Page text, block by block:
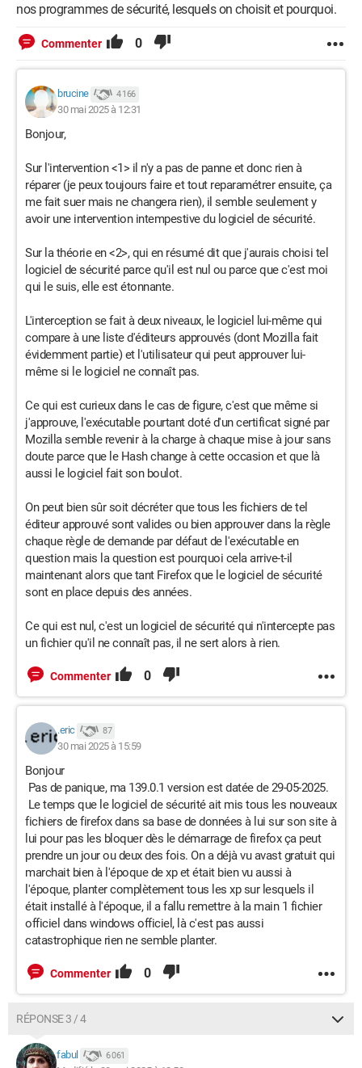
nos programmes de sécurité, lesquels on choisit et pourquoi.
Commenter 0
brucine 4 166
30 mai 2025 à 12:31
Bonjour,
Sur l'intervention <1> il n'y a pas de panne et donc rien à
réparer (je peux toujours faire et tout reparamétrer ensuite, ça
me fait suer mais ne changera rien), il semble seulement y
avoir une intervention intempestive du logiciel de sécurité.
Sur la théorie en <2>, qui en résumé dit que j'aurais choisi tel
logiciel de sécurité parce qu'il est nul ou parce que c'est moi
qui le suis, elle est étonnante.
L'interception se fait à deux niveaux, le logiciel lui-même qui
compare à une liste d'éditeurs approuvés (dont Mozilla fait
évidemment partie) et l'utilisateur qui peut approuver lui-
même si le logiciel ne connaît pas.
Ce qui est curieux dans le cas de figure, c'est que même si
j'approuve, l'exécutable pourtant doté d'un certificat signé par
Mozilla semble revenir à la charge à chaque mise à jour sans
doute parce que le Hash change à cette occasion et que là
aussi le logiciel fait son boulot.
On peut bien sûr soit décréter que tous les fichiers de tel
éditeur approuvé sont valides ou bien approuver dans la règle
chaque règle de demande par défaut de l'exécutable en
question mais la question est pourquoi cela arrive-t-il
maintenant alors que tant Firefox que le logiciel de sécurité
sont en place depuis des années.
Ce qui est nul, c'est un logiciel de sécurité qui n'intercepte pas
un fichier qu'il ne connaît pas, il ne sert alors à rien.
Commenter 0
.eric 87
30 mai 2025 à 15:59
Bonjour
Pas de panique, ma 139.0.1 version est datée de 29-05-2025.
Le temps que le logiciel de sécurité ait mis tous les nouveaux
fichiers de firefox dans sa base de données à lui sur son site à
lui pour pas les bloquer dès le démarrage de firefox ça peut
prendre un jour ou deux des fois. On a déjà vu avast gratuit qui
marchait bien à l'époque de xp et était bien vu aussi à
l'époque, planter complètement tous les xp sur lesquels il
était installé à l'époque, il a fallu remettre à la main 1 fichier
officiel dans windows officiel, là c'est pas aussi
catastrophique rien ne semble planter.
Commenter 0
RÉPONSE 3 / 4
fabul 6 061